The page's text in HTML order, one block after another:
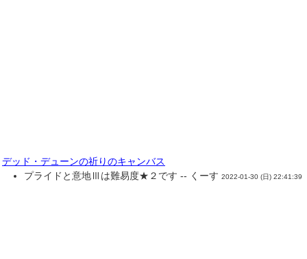
デッド・デューンの祈りのキャンバス
プライドと意地Ⅲは難易度★２です -- くーす 2022-01-30 (日) 22:41:39